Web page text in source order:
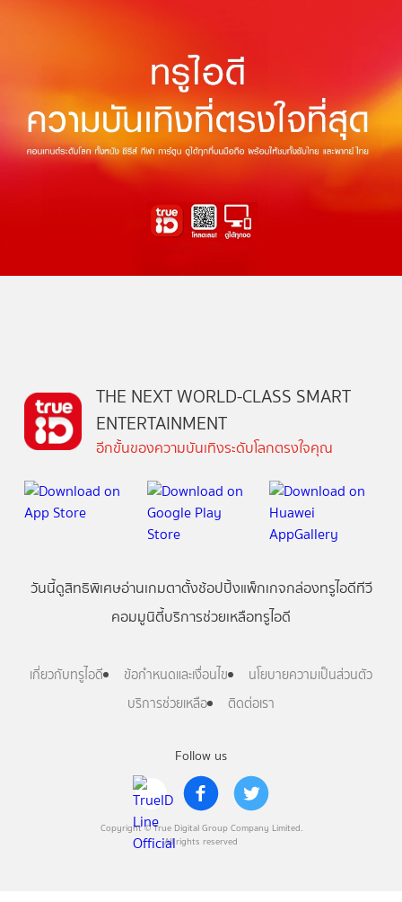
Follow us
Copyright © True Digital Group Company Limited.
All rights reserved
THE NEXT WORLD-CLASS SMART
ENTERTAINMENT
อีกขั้นของความบันเทิงระดับโลกตรงใจคุณ
วันนี้ดูสิทธิพิเศษอ่านเกมตาตั้งช้อปปิ้งแพ็กเกจกล่องทรูไอดีทีวี
คอมมูนิตี้บริการช่วยเหลือทรูไอดี
เกี่ยวกับทรูไอดี ข้อกำหนดและเงื่อนไข
นโยบายความเป็นส่วนตัว
บริการช่วยเหลือ
ติดต่อเรา